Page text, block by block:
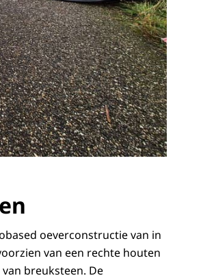
oeverconstructie van in
van een rechte houten
breuksteen. De